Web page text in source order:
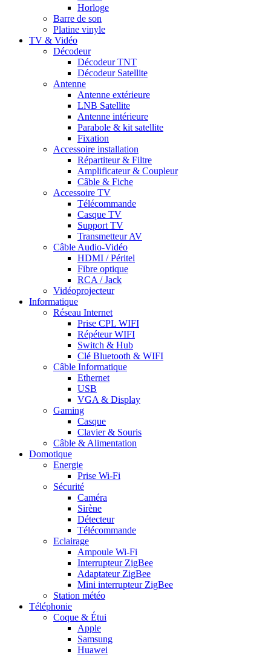
Horloge
Barre de son
Platine vinyle
TV & Vidéo
Décodeur
Décodeur TNT
Décodeur Satellite
Antenne
Antenne extérieure
LNB Satellite
Antenne intérieure
Parabole & kit satellite
Fixation
Accessoire installation
Répartiteur & Filtre
Amplificateur & Coupleur
Câble & Fiche
Accessoire TV
Télécommande
Casque TV
Support TV
Transmetteur AV
Câble Audio-Vidéo
HDMI / Péritel
Fibre optique
RCA / Jack
Vidéoprojecteur
Informatique
Réseau Internet
Prise CPL WIFI
Répéteur WIFI
Switch & Hub
Clé Bluetooth & WIFI
Câble Informatique
Ethernet
USB
VGA & Display
Gaming
Casque
Clavier & Souris
Câble & Alimentation
Domotique
Energie
Prise Wi-Fi
Sécurité
Caméra
Sirène
Détecteur
Télécommande
Eclairage
Ampoule Wi-Fi
Interrupteur ZigBee
Adaptateur ZigBee
Mini interrupteur ZigBee
Station météo
Téléphonie
Coque & Étui
Apple
Samsung
Huawei